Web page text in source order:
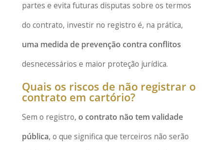
partes e evita futuras disputas sobre os termos
do contrato, investir no registro é, na prática,
uma medida de prevenção contra conflitos
desnecessários e maior proteção jurídica.
Quais os riscos de não registrar o
contrato em cartório?
Sem o registro, o contrato não tem validade
pública, o que significa que terceiros não serão